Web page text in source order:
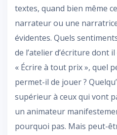
textes, quand bien même
narrateur ou une
évidentes. Quels
de l’atelier d’écriture dont
« Écrire à tout prix », quel
permet-il de jouer ?
supérieur à ceux qui vont
un animateur
pourquoi pas. Mais peut-